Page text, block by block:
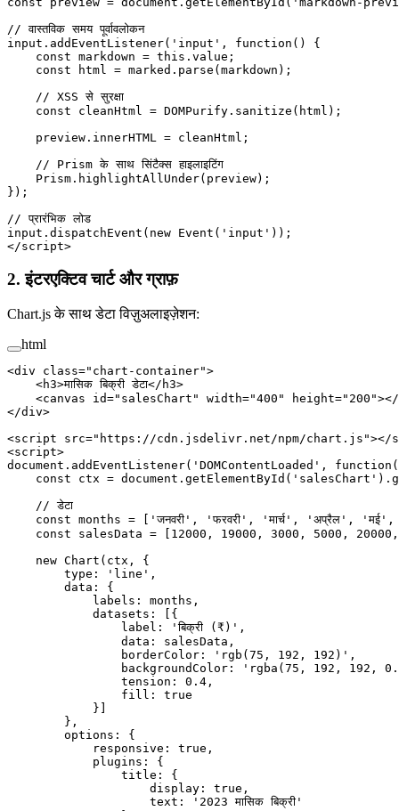
// वास्तविक समय पूर्वावलोकन
input. addEventListener( 'input' , function () {
    const
markdown = this .value;
    const
html = marked. parse (markdown);
    // XSS से सुरक्षा
    const
cleanHtml = DOMPurify. sanitize (html);
    preview.innerHTML
= cleanHtml;
    // Prism के साथ सिंटैक्स हाइलाइटिंग
    Prism.
highlightAllUnder(preview);
});
// प्रारंभिक लोड
input. dispatchEvent ( new Event ( 'input' ));
</script>
2. इंटरएक्टिव चार्ट और ग्राफ़
Chart.js के साथ डेटा विज़ुअलाइज़ेशन:
html
<div class="chart-container">
    <
h3>मासिक बिक्री डेटा</ h3>
    <
canvas id="salesChart" width="400" height="200"></
</div>
<script src="https://cdn.jsdelivr.net/npm/chart.js"></
<script>
document. addEventListener( 'DOMContentLoaded' , function
    const
ctx = document. getElementById ( 'salesChart' ).
    // डेटा
    const
months = 'जनवरी' , 'फरवरी' , 'मार्च' , 'अप्रैल' , 'मई'
    const
salesData = 12000 , 19000 , 3000 , 5000 , 20000
    new
Chart (ctx, {
        type:
'line' ,
        data: {
            labels: months,
            datasets: [{
                label:
'बिक्री (₹)' ,
                data: salesData,
                borderColor:
'rgb(75, 192, 192)' ,
                backgroundColor:
'rgba(75, 192, 192,
                tension:
0.4 ,
                fill:
true
            }]
        },
        options: {
            responsive:
true ,
            plugins: {
                title: {
                    display:
true ,
                    text:
'2023 मासिक बिक्री'